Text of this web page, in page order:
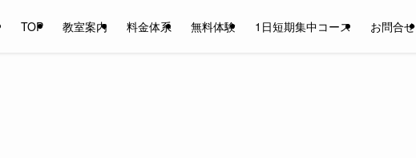
TOP 教室案内 料金体系 無料体験 1日短期集中コース お問合せ